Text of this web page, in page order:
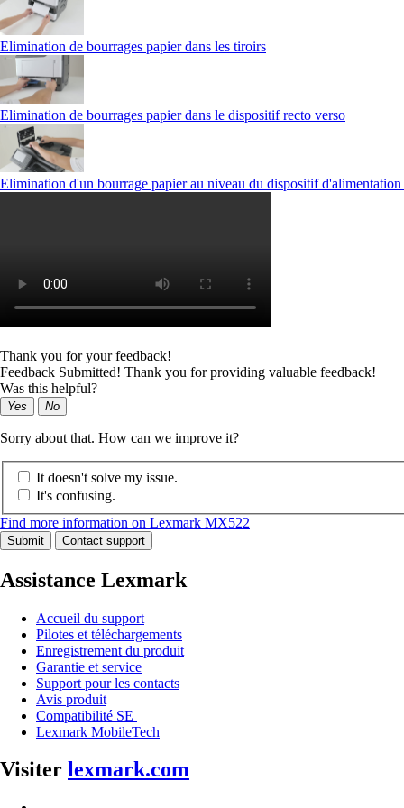
Elimination de bourrages papier dans les tiroirs
Elimination de bourrages papier dans le dispositif recto verso
Elimination d'un bourrage papier au niveau du dispositif d'alimentation
Thank you for your feedback!
Feedback Submitted! Thank you for providing valuable feedback!
Was this helpful?
Yes No
Sorry about that. How can we improve it?
It doesn't solve my issue.
It's confusing.
Find more information on Lexmark MX522
Submit Contact support
Assistance Lexmark
Accueil du support
Pilotes et téléchargements
Enregistrement du produit
Garantie et service
Support pour les contacts
Avis produit
Compatibilité SE
Lexmark MobileTech
Visiter lexmark.com